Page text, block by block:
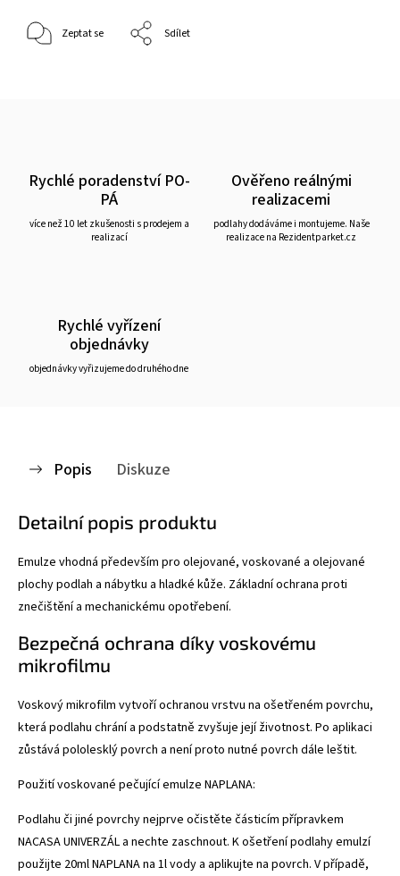
Zeptat se Sdílet
Rychlé poradenství PO-
PÁ
více než 10 let zkušenosti s prodejem a
realizací
Ověřeno reálnými
realizacemi
podlahy dodáváme i montujeme. Naše
realizace na Rezidentparket.cz
Rychlé vyřízení
objednávky
objednávky vyřizujeme do druhého dne
Popis Diskuze
Detailní popis produktu
Emulze vhodná především pro olejované, voskované a olejované
plochy podlah a nábytku a hladké kůže. Základní ochrana proti
znečištění a mechanickému opotřebení.
Bezpečná ochrana díky voskovému
mikrofilmu
Voskový mikrofilm vytvoří ochranou vrstvu na ošetřeném povrchu,
která podlahu chrání a podstatně zvyšuje její životnost. Po aplikaci
zůstává pololesklý povrch a není proto nutné povrch dále leštit.
Použití voskované pečující emulze NAPLANA:
Podlahu či jiné povrchy nejprve očistěte částicím přípravkem
NACASA UNIVERZÁL a nechte zaschnout. K ošetření podlahy emulzí
použijte 20ml NAPLANA na 1l vody a aplikujte na povrch. V případě,